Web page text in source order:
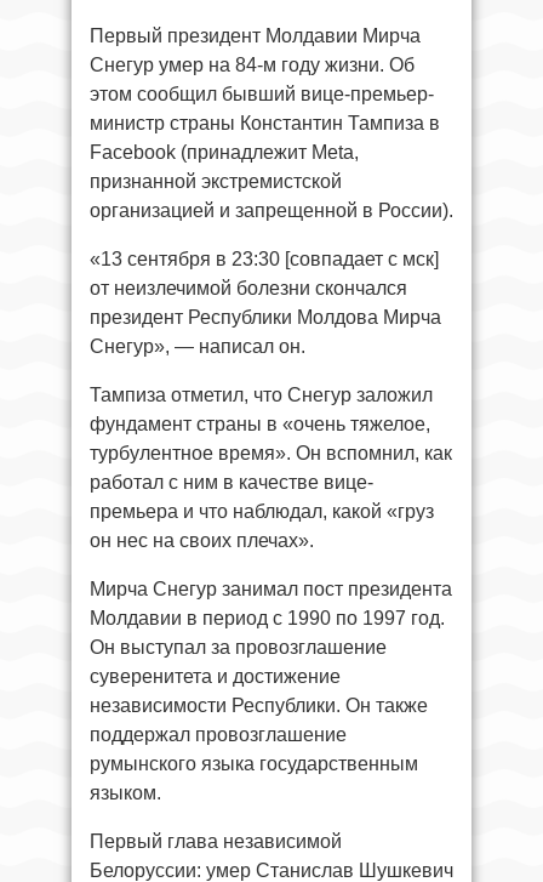
Первый президент Молдавии Мирча
Снегур умер на 84-м году жизни. Об
этом сообщил бывший вице-премьер-
министр страны Константин Тампиза в
Facebook (принадлежит Meta,
признанной экстремистcкой
организацией и запрещенной в России).
«13 сентября в 23:30 [совпадает с мск]
от неизлечимой болезни скончался
президент Республики Молдова Мирча
Снегур», — написал он.
Тампиза отметил, что Снегур заложил
фундамент страны в «очень тяжелое,
турбулентное время». Он вспомнил, как
работал с ним в качестве вице-
премьера и что наблюдал, какой «груз
он нес на своих плечах».
Мирча Снегур занимал пост президента
Молдавии в период с 1990 по 1997 год.
Он выступал за провозглашение
суверенитета и достижение
независимости Республики. Он также
поддержал провозглашение
румынского языка государственным
языком.
Первый глава независимой
Белоруссии: умер Станислав Шушкевич